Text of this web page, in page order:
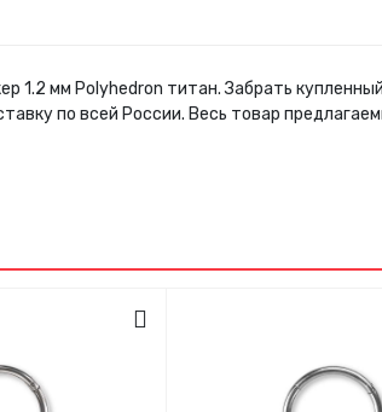
1.2 мм Polyhedron титан. Забрать
по всей России. Весь товар